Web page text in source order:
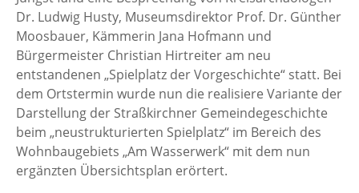
Dr. Ludwig Husty, Museumsdirektor Prof. Dr. Günther
Moosbauer, Kämmerin Jana Hofmann und
Bürgermeister Christian Hirtreiter am neu
entstandenen „Spielplatz der Vorgeschichte“ statt. Bei
dem Ortstermin wurde nun die realisiere Variante der
Darstellung der Straßkirchner Gemeindegeschichte
beim „neustrukturierten Spielplatz“ im Bereich des
Wohnbaugebiets „Am Wasserwerk“ mit dem nun
ergänzten Übersichtsplan erörtert.